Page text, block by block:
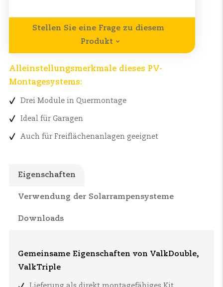
Stellen Sie eine Frage zu diesem
Produkt
Alleinstellungsmerkmale dieses PV-
Montagesystems:
Drei Module in Quermontage
Ideal für Garagen
Auch für Freiflächenanlagen geeignet
Eigenschaften
Verwendung der Solarrampensysteme
Downloads
Gemeinsame Eigenschaften von ValkDouble,
ValkTriple